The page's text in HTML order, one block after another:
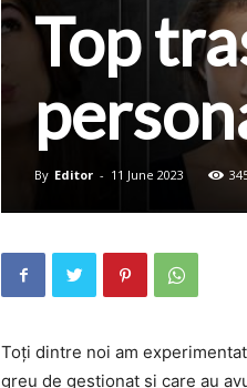
Top
By Editor - 11 June 2023
Toți dintre noi am
greu de gestionat și care au